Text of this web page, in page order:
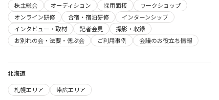
株主総会
オーディション 採用面接
ワークショップ
オンライン研修
合宿・宿泊研修
インターンシップ
インタビュー・取材
記者会見
撮影・収録
お別れの会・法要・偲ぶ会
ご利用事例 会議のお役立ち情報
北海道
札幌エリア
帯広エリア